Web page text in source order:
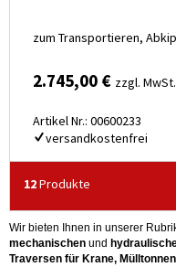
zum Transportieren,
2.745,00 € zzgl. MwSt.
Artikel Nr.: 00600233
versandkostenfrei
12Produkte
Wir bieten Ihnen in unserer
mechanischen und
Traversen für Krane,